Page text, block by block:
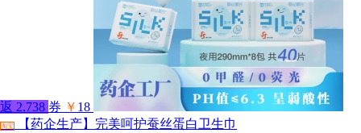
返 2.738 券 ￥ 18
淘宝
【药企生产】完美呵护蚕丝蛋白卫生巾